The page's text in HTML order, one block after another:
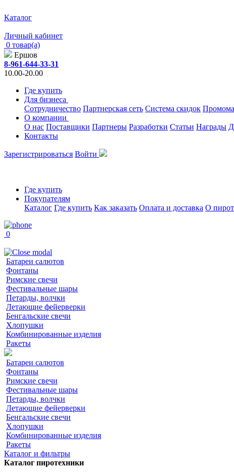
Каталог
Личный кабинет
0 товар(а)
Ершов
8-961-644-33-31
10.00-20.00
Где купить
Для бизнеса
Сотрудничество Партнерская сеть Система скидок
О компании
О нас Поставщики Партнеры Разработки Статьи Награды
Контакты
Зарегистрироваться Войти
Где купить
Покупателям
Каталог Где купить Как заказать Оплата и доставка О
0
Батареи салютов
Фонтаны
Римские свечи
Фестивальные шары
Петарды, волчки
Летающие фейерверки
Бенгальские свечи
Хлопушки
Комбинированные изделия
Ракеты
Батареи салютов
Фонтаны
Римские свечи
Фестивальные шары
Петарды, волчки
Летающие фейерверки
Бенгальские свечи
Хлопушки
Комбинированные изделия
Ракеты
Каталог и фильтры
Каталог пиротехники